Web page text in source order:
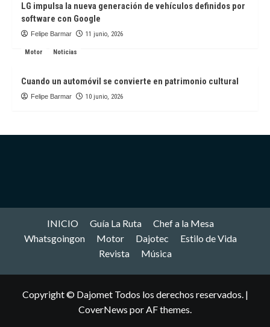
LG impulsa la nueva generación de vehículos definidos por
software con Google
Felipe Barmar 11 junio, 2026
Motor Noticias
Cuando un automóvil se convierte en patrimonio cultural
Felipe Barmar 10 junio, 2026
INICIO Guía La Ruta
Chef a la Mesa
Whatsgoingon
Motor Dajotec
Estilo de Vida
Revista
Música
Copyright © Dajomet Todos los derechos reservados. |
CoverNews por AF themes.